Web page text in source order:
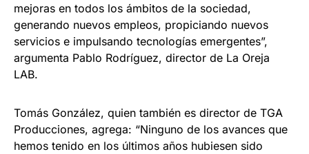
mejoras en todos los ámbitos de la sociedad,
generando nuevos empleos, propiciando nuevos
servicios e impulsando tecnologías emergentes”,
argumenta Pablo Rodríguez, director de La Oreja
LAB.
Tomás González, quien también es director de TGA
Producciones, agrega: “Ninguno de los avances que
hemos tenido en los últimos años hubiesen sido